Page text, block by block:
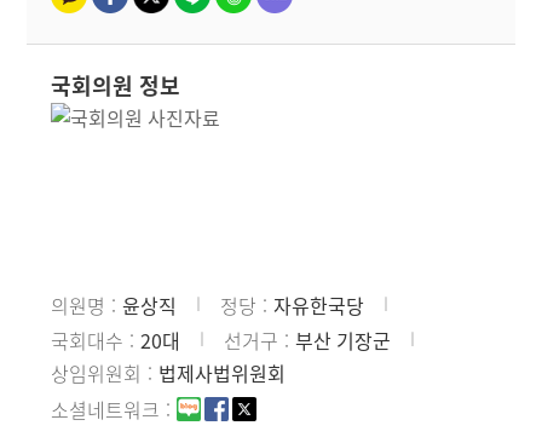
국회의원 정보
의원명 윤상직 정당
자유한국당
국회대수
20대 선거구
부산 기장군
상임위원회
법제사법위원회
소셜네트워크